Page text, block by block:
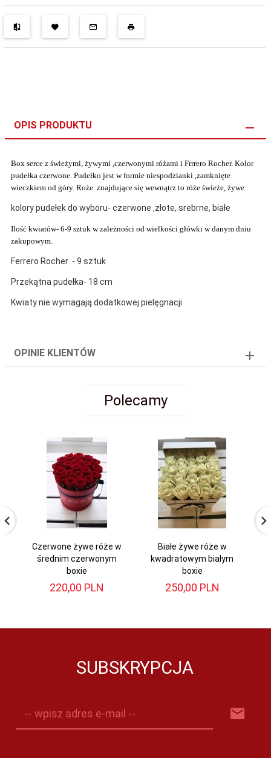
OPIS PRODUKTU
Box serce z świeżymi, żywymi ,czerwonymi różami i Frrrero Rocher. Kolor
pudełka czerwone. Pudełko jest w formie niespodzianki ,zamknięte
wieczkiem od góry. Roże znajdujące się wewnątrz to róże świeże, żywe
kolory pudełek do wyboru- czerwone ,złote, srebrne, białe
Ilość kwiatów- 6-9 sztuk w zależności od wielkości główki w danym dniu
zakupowym.
Ferrero Rocher - 9 sztuk
Przekątna pudełka- 18 cm
Kwiaty nie wymagają dodatkowej pielęgnacji
OPINIE KLIENTÓW
Polecamy
Czerwone żywe róże w
średnim czerwonym
boxie
220,00 PLN
Białe żywe róże w
kwadratowym białym
boxie
250,00 PLN
SUBSKRYPCJA
-- wpisz adres e-mail --